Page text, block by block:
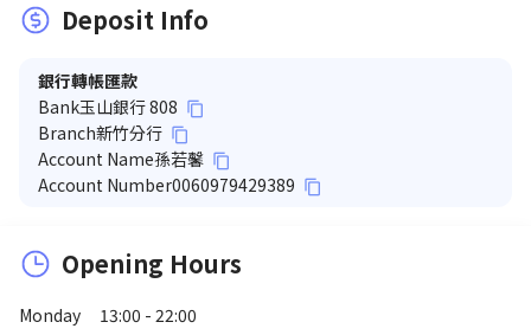
Deposit Info
銀行轉帳匯款
Bank玉山銀行 808 content_copy
Branch新竹分行 content_copy
Account Name孫若馨 content_copy
Account Number0060979429389 content_copy
Opening Hours
Monday
13:00 - 22:00